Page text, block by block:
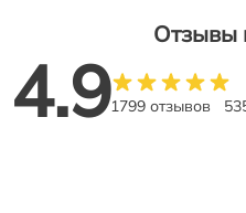
Отзывы
4.91799 отзывов